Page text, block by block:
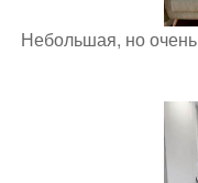
Небольшая, но